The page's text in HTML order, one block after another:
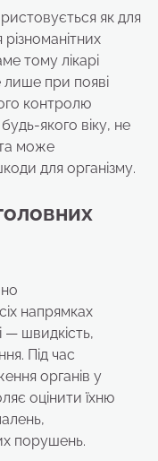
як для
тому лікарі
при появі
контролю
якого віку, не
може
для організму.
напрямках
— швидкість,
Під час
органів у
оцінити їхню
порушень.